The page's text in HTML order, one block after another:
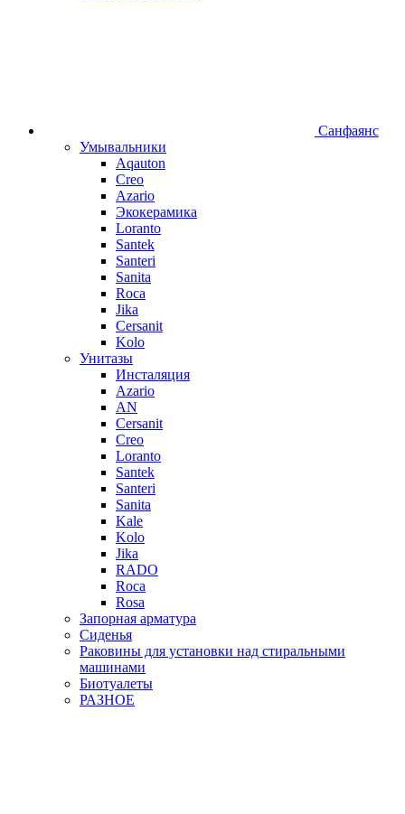
Санфаянс
Умывальники
Aqauton
Creo
Azario
Экокерамика
Loranto
Santek
Santeri
Sanita
Roca
Jika
Cersanit
Kolo
Унитазы
Инсталяция
Azario
AN
Cersanit
Creo
Loranto
Santek
Santeri
Sanita
Kale
Kolo
Jika
RADO
Roca
Rosa
Запорная арматура
Сиденья
Раковины для установки над стиральными
машинами
Биотуалеты
РАЗНОЕ